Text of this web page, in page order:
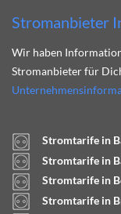
Stromanbieter
Wir haben
Stromanbieter für
Stromtarife in
Stromtarife in
Stromtarife in
Stromtarife in